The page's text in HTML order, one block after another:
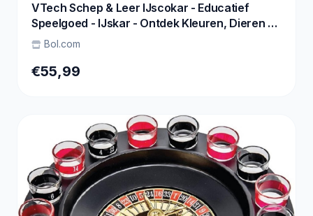
VTech Schep & Leer IJscokar - Educatief
Speelgoed - IJskar - Ontdek Kleuren, Dieren en
Tellen - Cadeau - Kinderspeelgoed 2 Jaar tot 5
Bol.com
€55,99